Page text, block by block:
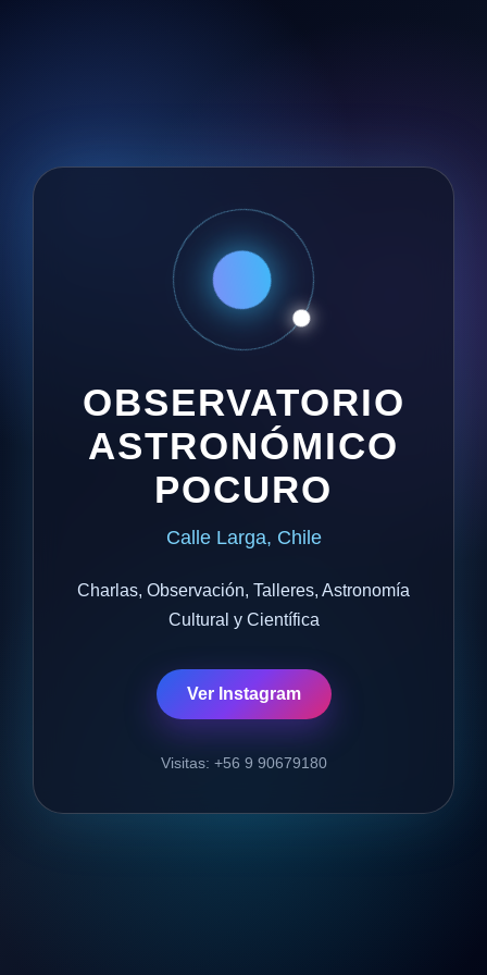
OBSERVATORIO
ASTRONÓMICO
POCURO
Calle Larga, Chile
Charlas, Observación, Talleres, Astronomía
Cultural y Científica
Ver Instagram
Visitas: +56 9 90679180